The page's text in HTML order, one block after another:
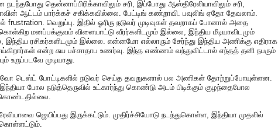
நடந்தபோது தென்னாப்பிரிக்காவிலும் சரி, இப்போது ஆஸ்திரேலியாவிலும் சரி,
ஆட்டம் பார்க்கச் சகிக்கவில்லை. பேட்டிங் கண்றாவி. பவுலிங் ஏதோ தேவலாம்.
frustration. வெறுப்பு. இதில் ஓரிரு நடுவர் முடிவுகள் தவறாகப் போனால் அதை
மனப்பக்குவம் விளையாட்டு வீரர்களிடமும் இல்லை, இந்திய மீடியாவிடமும்
ரசிகர்களிடமும் இல்லை. என்னமோ எல்லாரும் சேர்ந்து இந்திய அணிக்கு எதிராக
என்ற சுய பச்சாதாப உணர்வு. இந்த எண்ணம் வந்துவிட்டால் எந்தத் தனி நபரும்
உருப்படவே முடியாது.
டெஸ்ட் போட்டிகளில் நடுவர் செய்த தவறுகளால் பல அணிகள் தோற்றுப்போயுள்ளன.
இந்தியா போல நடுத்தெருவில் உட்கார்ந்து கொண்டு அடம் பிடிக்கும் குழந்தைபோல
ஜெயிப்பது இருக்கட்டும். முதிர்ச்சியோடு நடந்துகொள்ள, இந்தியா முதலில்